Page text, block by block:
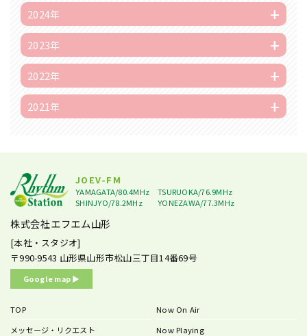
2024年
2023年
2022年
2021年
JOEV-FM
YAMAGATA/80.4MHz
TSURUOKA/76.9MHz
SHINJYO/78.2MHz
YONEZAWA/77.3MHz
株式会社エフエム山形
[本社・スタジオ]
〒990-9543 山形県山形市松山三丁目14番69号
Google map ▶︎
TOP
メッセージ・リクエスト
Now On Air
Now Playing